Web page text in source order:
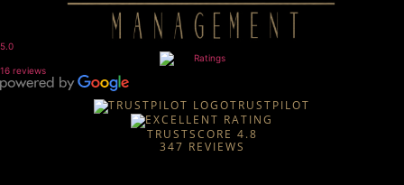
5.0
16 reviews
TRUSTPILOT
TRUSTSCORE 4.8
347 REVIEWS